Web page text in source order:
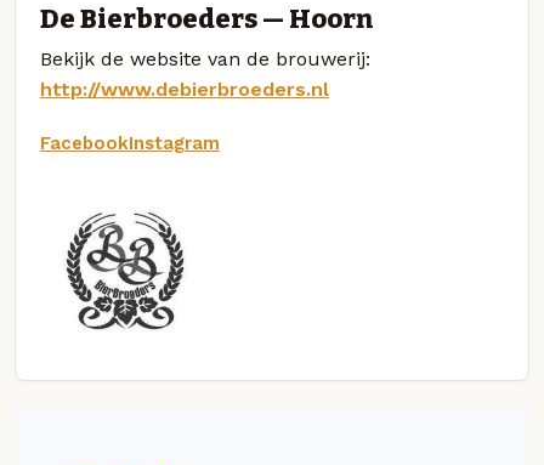
De Bierbroeders — Hoorn
Bekijk de website van de brouwerij:
http://www.debierbroeders.nl
FacebookInstagram